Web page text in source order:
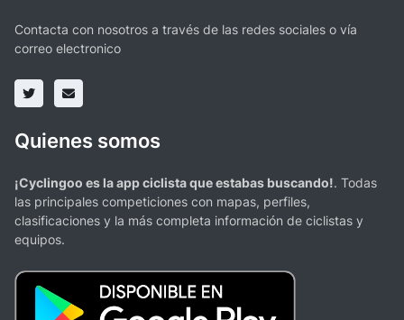
Contacta con nosotros a través de las redes sociales o vía
correo electronico
Quienes somos
¡Cyclingoo es la app ciclista que estabas buscando!. Todas
las principales competiciones con mapas, perfiles,
clasificaciones y la más completa información de ciclistas y
equipos.